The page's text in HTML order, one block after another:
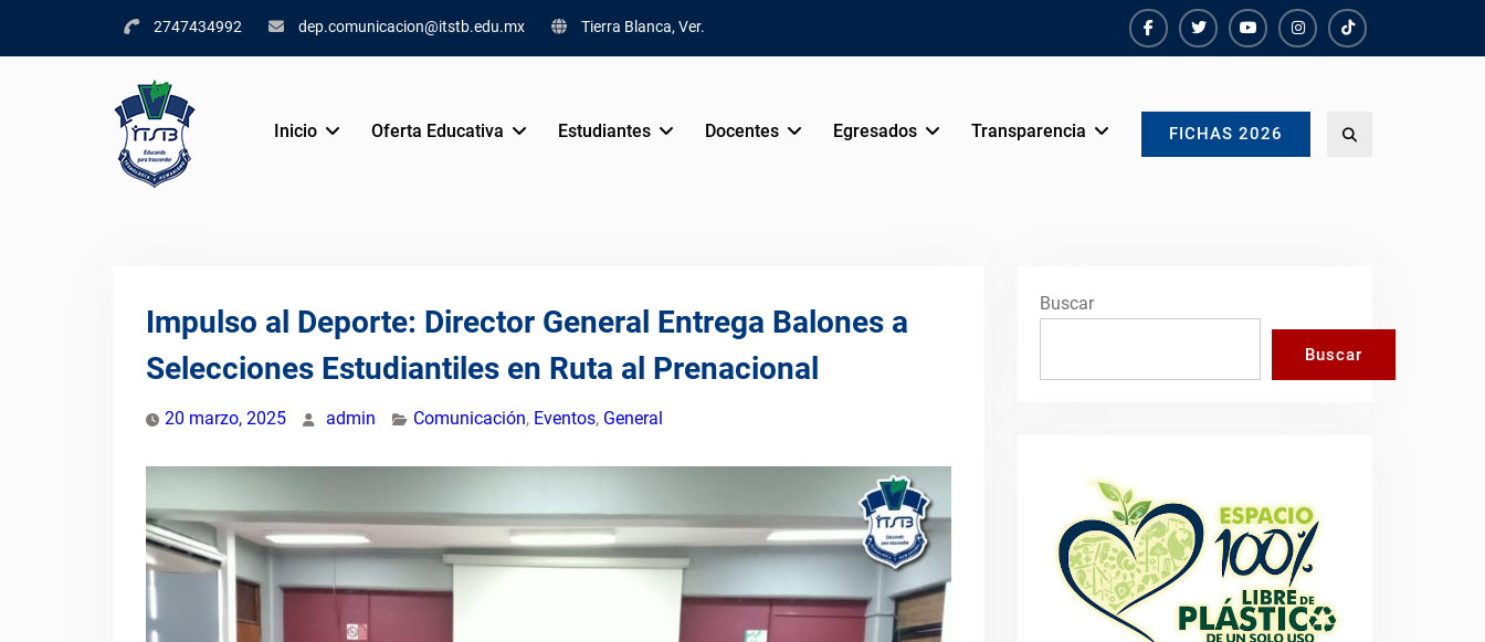
2747434992 dep.comunicacion@itstb.edu.mx Tierra Blanca, Ver.
FacebookTwiterYoutubeinstagram
TikTok
Inicio Oferta Educativa Estudiantes Docentes Egresados Transparencia FICHAS 2026
Impulso al Deporte: Director General Entrega Balones a
Selecciones Estudiantiles en Ruta al Prenacional
20 marzo, 2025 admin Comunicación, Eventos, General
Buscar
Buscar